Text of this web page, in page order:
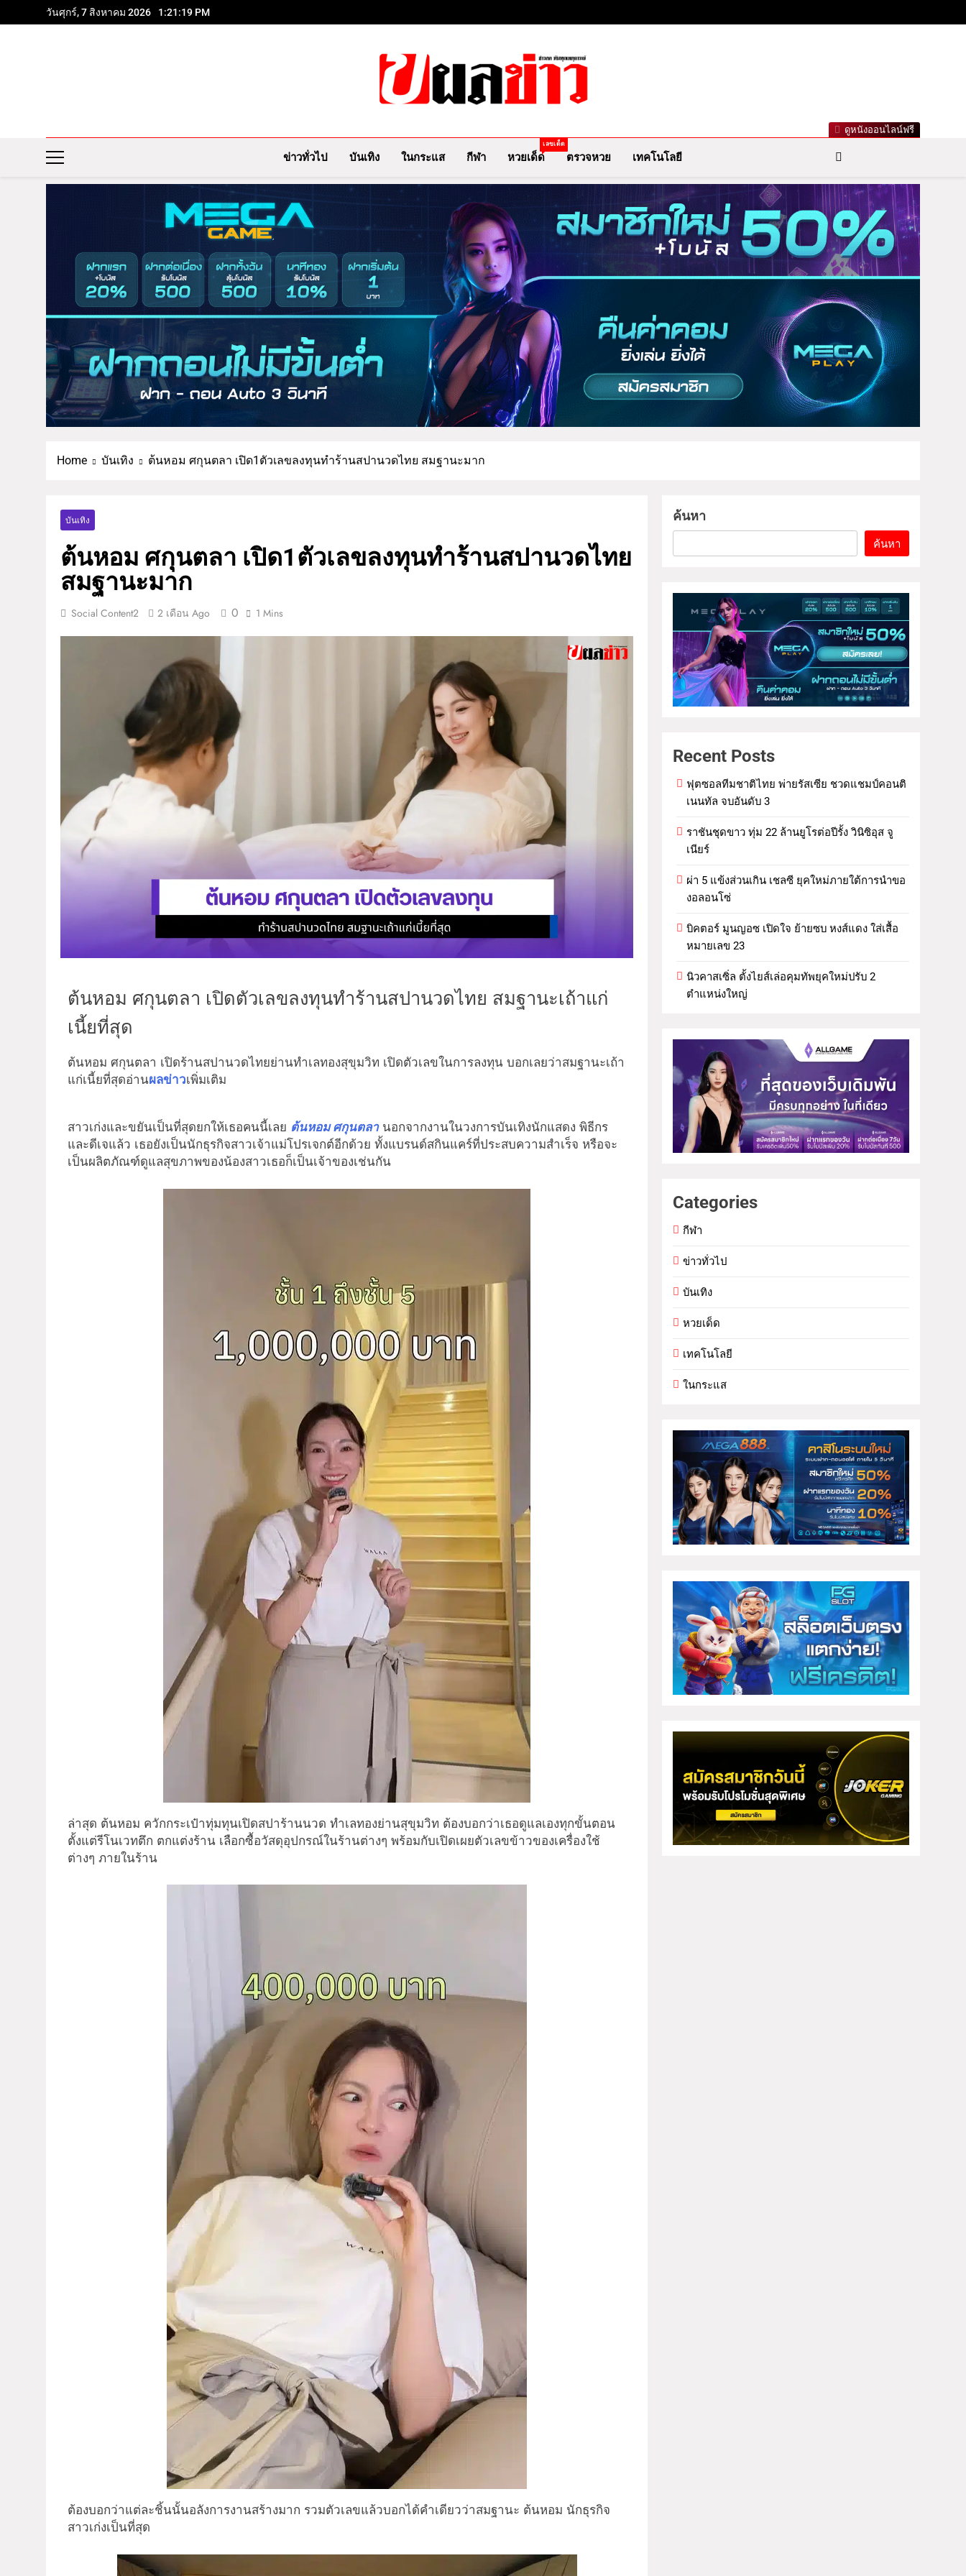
วันศุกร์, 7 สิงหาคม 2026 1:21:20 PM
ผลข่าว.com ดูหนังออนไลน์ฟรี
ข่าวทั่วไป บันเทิง ในกระแส กีฬา หวยเด็ด
เลขเด็ด
ตรวจหวย เทคโนโลยี
Home บันเทิง ต้นหอม ศกุนตลา เปิด1ตัวเลขลงทุนทำร้านสปานวดไทย สมฐานะมาก
บันเทิง
ต้นหอม ศกุนตลา เปิด1ตัวเลขลงทุนทำร้านสปานวดไทย
สมฐานะมาก
Social Content2 2 เดือน Ago 0 1 Mins
ต้นหอม ศกุนตลา เปิดตัวเลขลงทุนทำร้านสปานวดไทย สมฐานะเถ้าแก่
เนี้ยที่สุด
ต้นหอม ศกุนตลา เปิดร้านสปานวดไทยย่านทำเลทองสุขุมวิท เปิดตัวเลขในการลงทุน บอกเลยว่าสมฐานะเถ้า
แก่เนี้ยที่สุดอ่านผลข่าวเพิ่มเติม
สาวเก่งและขยันเป็นที่สุดยกให้เธอคนนี้เลย ต้นหอม ศกุนตลานอกจากงานในวงการบันเทิงนักแสดง พิธีกร
และดีเจแล้ว เธอยังเป็นนักธุรกิจสาวเจ้าแม่โปรเจกต์อีกด้วย ทั้งแบรนด์สกินแคร์ที่ประสบความสำเร็จ หรือจะ
เป็นผลิตภัณฑ์ดูแลสุขภาพของน้องสาวเธอก็เป็นเจ้าของเช่นกัน
ล่าสุด ต้นหอม ควักกระเป๋าทุ่มทุนเปิดสปาร้านนวด ทำเลทองย่านสุขุมวิท ต้องบอกว่าเธอดูแลเองทุกขั้นตอน
ตั้งแต่รีโนเวทตึก ตกแต่งร้าน เลือกซื้อวัสดุอุปกรณ์ในร้านต่างๆ พร้อมกับเปิดเผยตัวเลขข้าวของเครื่องใช้
ต่างๆ ภายในร้าน
ต้องบอกว่าแต่ละชิ้นนั้นอลังการงานสร้างมาก รวมตัวเลขแล้วบอกได้คำเดียวว่าสมฐานะ ต้นหอม นักธุรกิจ
สาวเก่งเป็นที่สุด
ค้นหา
ค้นหา
Recent Posts
ฟุตซอลทีมชาติไทย พ่ายรัสเซีย ชวดแชมป์คอนติ
เนนทัล จบอันดับ 3
ราชันชุดขาว ทุ่ม 22 ล้านยูโรต่อปีรั้ง วินิซิอุส จู
เนียร์
ผ่า 5 แข้งส่วนเกิน เชลซี ยุคใหม่ภายใต้การนำขอ
งอลอนโซ่
บิคตอร์ มูนญอซ เปิดใจ ย้ายซบ หงส์แดง ใส่เสื้อ
หมายเลข 23
นิวคาสเซิ่ล ตั้งไยส์เล่อคุมทัพยุคใหม่ปรับ 2
ตำแหน่งใหญ่
Categories
กีฬา
ข่าวทั่วไป
บันเทิง
หวยเด็ด
เทคโนโลยี
ในกระแส